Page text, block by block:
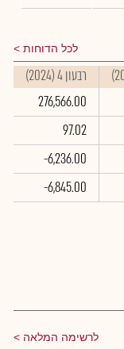
לכל הדוחות
רבעון 4 (2024)
276,566.00
97.02
-6,236.00
-6,845.00
לרשימה המלאה